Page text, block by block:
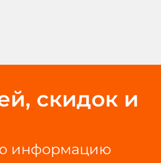
скидок и
информацию